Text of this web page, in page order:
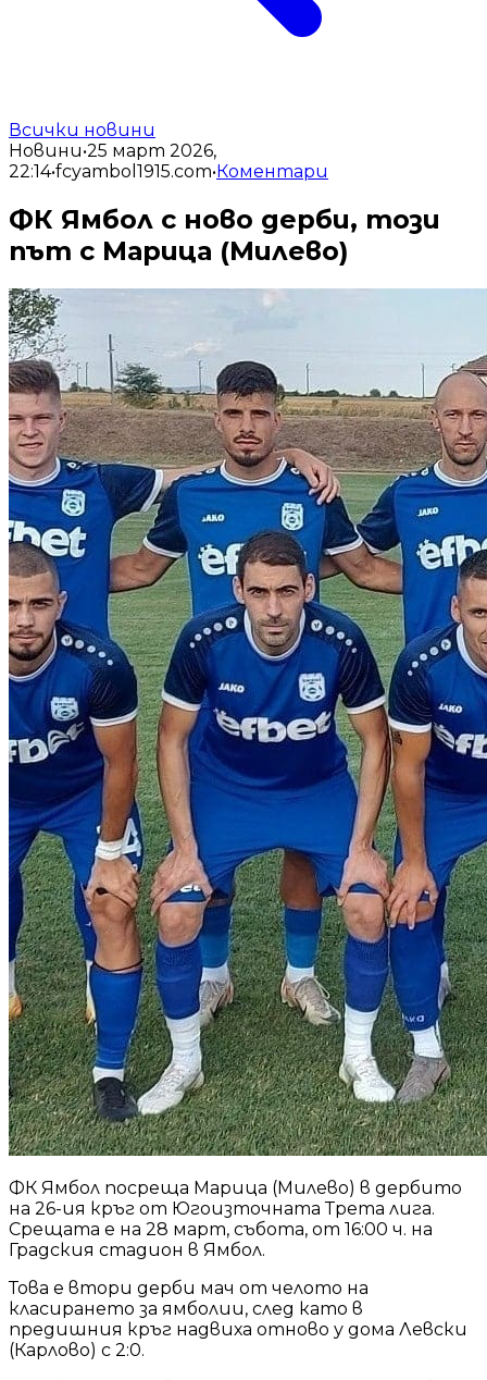
Всички новини
Новини•25 март 2026,
22:14•fcyambol1915.com•Коментари
ФК Ямбол с ново дерби, този
път с Марица (Милево)
ФК Ямбол посреща Марица (Милево) в дербито
на 26-ия кръг от Югоизточната Трета лига.
Срещата е на 28 март, събота, от 16:00 ч. на
Градския стадион в Ямбол.
Това е втори дерби мач от челото на
класирането за ямболии, след като в
предишния кръг надвиха отново у дома Левски
(Карлово) с 2:0.